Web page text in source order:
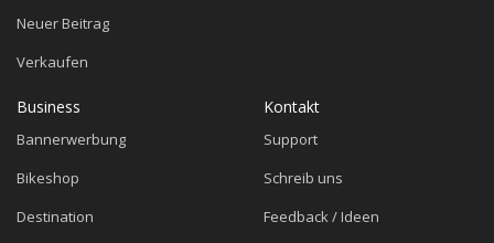
Neuer Beitrag
Verkaufen
Business
Bannerwerbung
Bikeshop
Destination
Kontakt
Support
Schreib uns
Feedback / Ideen